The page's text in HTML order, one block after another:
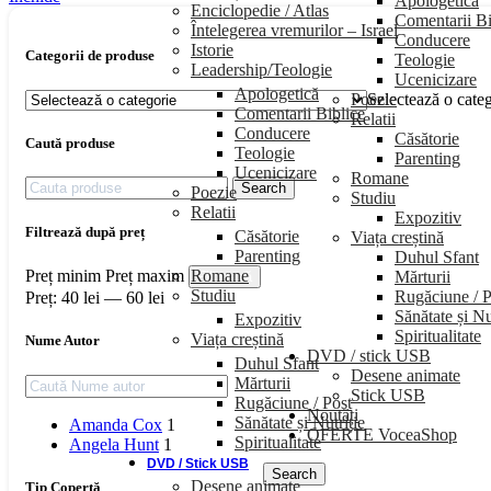
Comentarii
Conducere
Teologie
Ucenicizare
Poezie
Relatii
Căsătorie
Parenting
Romane
Studiu
Expozitiv
Viața creștină
Duhul Sfant
Mărturii
Rugăciune /
Sănătate și
Spiritualitate
DVD / stick USB
Desene animate
Stick USB
Noutăți
OFERTE VoceaShop
Search
Enciclopedie / Atlas
Întelegerea vremurilor – Israel
Istorie
Leadership/Teologie
Apologetică
Comentarii Biblice
Conducere
Teologie
Ucenicizare
Poezie
Relatii
Căsătorie
Parenting
Romane
Studiu
Expozitiv
Viața creștină
Duhul Sfant
Mărturii
Rugăciune / Post
Sănătate și Nutriție
Spiritualitate
DVD / Stick USB
Desene animate
Categorii de produse
Selectează o
Caută produse
Search
Filtrează după preț
Preț minim Preț maxim Filtrează
Preț: 40 lei — 60 lei
Nume Autor
Amanda Cox 1
Angela Hunt 1
Tip Copertă